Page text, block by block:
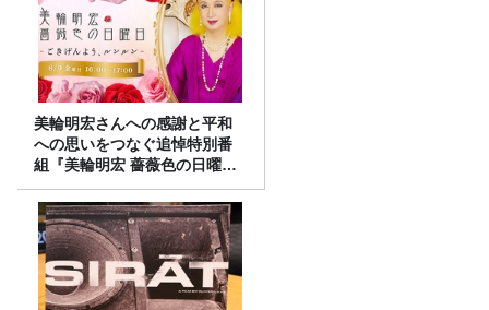
美輪明宏さんへの感謝と平和
への思いをつなぐ追悼特別番
組『美輪明宏 薔薇色の日曜日
～ごきげんよう、ルンルン
～』8/9（日）16時放送